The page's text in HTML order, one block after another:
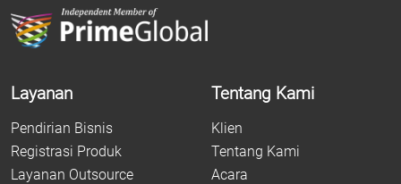
Layanan
Pendirian Bisnis
Registrasi Produk
Layanan Outsource
Tentang Kami
Klien
Tentang Kami
Acara